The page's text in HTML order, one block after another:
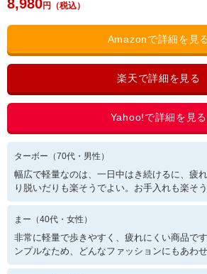
8,980
ターボー （70代・ 男性 ）
幅広で軽量なのは、一日中はき続けるに、疲
り脱いだりも楽そうでよい。お手入れも楽そう
まー （40代・ 女性 ）
非常に軽量で歩きやすく、疲れにくい商品で
ンプルなため、どんなファッションにもあわ